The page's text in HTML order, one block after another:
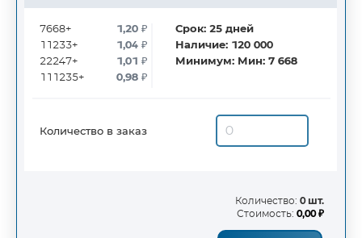
7668+
11233+
22247+
111235+
1,20₽
1,04₽
1,01₽
0,98₽
Срок:25дней
Наличие: 120 000
Минимум: Мин: 7 668
Количество в заказ
Количество: 0 шт.
Стоимость: 0,00 ₽